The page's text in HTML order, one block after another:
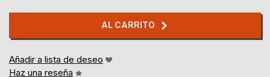
AL CARRITO
Añadir a lista de deseo
Haz una reseña